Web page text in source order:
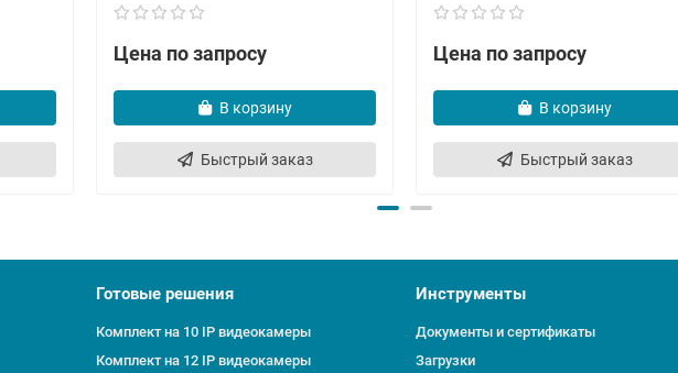
Цена по запросу
В корзину
Быстрый заказ
Цена по запросу
В корзину
Быстрый заказ
Готовые решения
Комплект на 10 IP видеокамеры
Комплект на 12 IP видеокамеры
Инструменты
Документы и сертификаты
Загрузки